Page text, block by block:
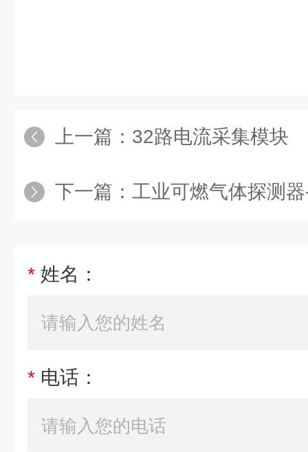
上一篇： 32路电流采集模块
下一篇： 工业可燃气体探测
* 姓名：
* 电话：